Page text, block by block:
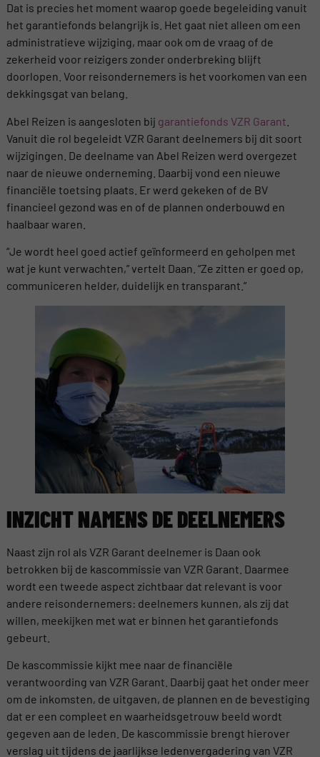
Dat is precies het moment waarop goede begeleiding vanuit
het garantiefonds belangrijk is. Het gaat niet alleen om een
administratieve wijziging, maar ook om de vraag of de
zekerheid voor reizigers zonder onderbreking blijft
doorlopen. Voor reisondernemers is het voorkomen van een
dekkingsgat van belang.
Abel Reizen is aangesloten bij garantiefonds VZR Garant
Vanuit die rol begeleidt VZR Garant deelnemers bij dit soort
wijzigingen. De deelname van Abel Reizen werd overgezet
naar de nieuwe onderneming. Daarbij vond een nieuwe
financiële toetsing plaats. Er werd gekeken of de BV
financieel gezond was en of de plannen onderbouwd en
haalbaar waren.
“Je wordt heel goed actief geïnformeerd en geholpen met
wat je kunt verwachten,” vertelt Daan. “Ze zitten er goed op,
communiceren helder, duidelijk en transparant.”
INZICHT NAMENS DE DEELNEMERS
Naast zijn rol als VZR Garant deelnemer is Daan ook
betrokken bij de kascommissie van VZR Garant. Daarmee
wordt een tweede aspect zichtbaar dat relevant is voor
andere reisondernemers: deelnemers kunnen, als zij dat
willen, meekijken met wat er binnen het garantiefonds
gebeurt.
De kascommissie kijkt mee naar de financiële
verantwoording van VZR Garant. Daarbij gaat het onder meer
om de inkomsten, de uitgaven, de plannen en de bevestiging
dat er een compleet en waarheidsgetrouw beeld wordt
gegeven aan de leden. De kascommissie brengt hierover
verslag uit tijdens de jaarlijkse ledenvergadering van VZR